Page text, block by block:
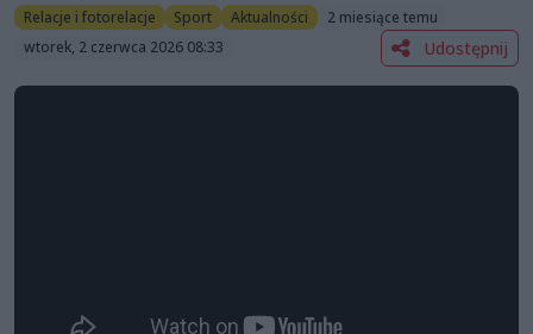
Relacje i fotorelacje Sport Aktualności
2 miesiące temu
wtorek, 2 czerwca 2026 08:33
Udostępnij